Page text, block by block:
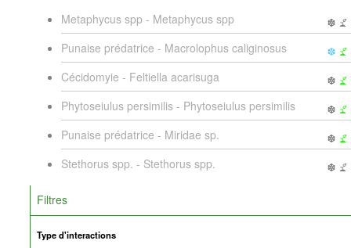
Metaphycus spp - Metaphycus spp
Punaise prédatrice - Macrolophus caliginosus
Cécidomyie - Feltiella acarisuga
Phytoseiulus persimilis - Phytoseiulus persimilis
Punaise prédatrice - Miridae sp.
Stethorus spp. - Stethorus spp.
Filtres
Type d'interactions